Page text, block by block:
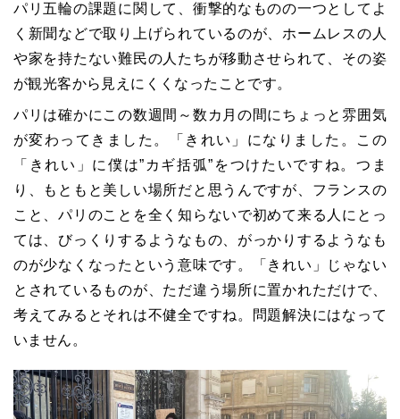
パリ五輪の課題に関して、衝撃的なものの一つとしてよ
く新聞などで取り上げられているのが、ホームレスの人
や家を持たない難民の人たちが移動させられて、その姿
が観光客から見えにくくなったことです。
パリは確かにこの数週間～数カ月の間にちょっと雰囲気
が変わってきました。「きれい」になりました。この
「きれい」に僕は”カギ括弧”をつけたいですね。つま
り、もともと美しい場所だと思うんですが、フランスの
こと、パリのことを全く知らないで初めて来る人にとっ
ては、びっくりするようなもの、がっかりするようなも
のが少なくなったという意味です。「きれい」じゃない
とされているものが、ただ違う場所に置かれただけで、
考えてみるとそれは不健全ですね。問題解決にはなって
いません。